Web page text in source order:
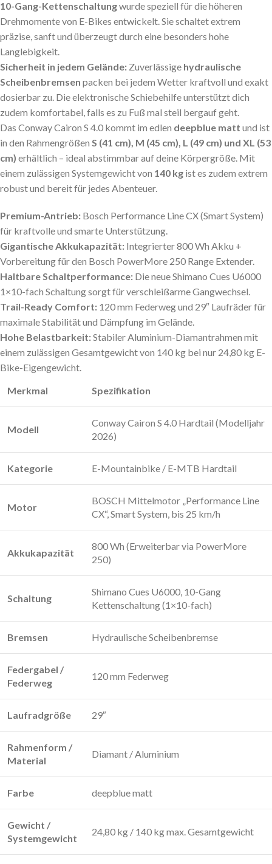
10-Gang-Kettenschaltungwurde speziell für die höheren
Drehmomente von E-Bikes entwickelt. Sie schaltet extrem
präzise, sanft und überzeugt durch eine besonders hohe
Langlebigkeit.
Sicherheit in jedem Gelände: Zuverlässige hydraulische
Scheibenbremsen packen bei jedem Wetter kraftvoll und exakt
dosierbar zu. Die elektronische Schiebehilfe unterstützt dich
zudem komfortabel, falls es zu Fuß mal steil bergauf geht.
Das Conway Cairon S 4.0 kommt im edlen deepblue matt und ist
in den Rahmengrößen S (41 cm), M (45 cm), L (49 cm) und XL (53
cm) erhältlich – ideal abstimmbar auf deine Körpergröße. Mit
einem zulässigen Systemgewicht von 140 kg ist es zudem extrem
robust und bereit für jedes Abenteuer.
Premium-Antrieb: Bosch Performance Line CX(Smart System)
für kraftvolle und smarte Unterstützung.
Gigantische Akkukapazität: Integrierter800 Wh Akku +
Vorbereitung für den Bosch PowerMore 250 Range Extender.
Haltbare Schaltperformance: Die neueShimano Cues U6000
1×10-fach Schaltung sorgt für verschleißarme Gangwechsel.
Trail-Ready Comfort: 120 mm Federwegund 29″ Laufräderfür
maximale Stabilität und Dämpfung im Gelände.
Hohe Belastbarkeit:Stabiler Aluminium-Diamantrahmen mit
einem zulässigen Gesamtgewicht von 140 kg bei nur 24,80 kg E-
Bike-Eigengewicht.
Merkmal
Spezifikation
Modell
Conway Cairon S 4.0 Hardtail (Modelljahr
2026)
Kategorie E-Mountainbike / E-MTB Hardtail
Motor
BOSCH Mittelmotor „Performance Line
CX“, Smart System, bis 25 km/h
Akkukapazität
800 Wh (Erweiterbar via PowerMore
250)
Schaltung
Shimano Cues U6000, 10-Gang
Kettenschaltung (1×10-fach)
Bremsen Hydraulische Scheibenbremse
Federgabel /
Federweg
120 mm Federweg
Laufradgröße 29″
Rahmenform /
Material
Diamant / Aluminium
Farbe deepblue matt
Gewicht /
Systemgewicht
24,80 kg / 140 kg max. Gesamtgewicht